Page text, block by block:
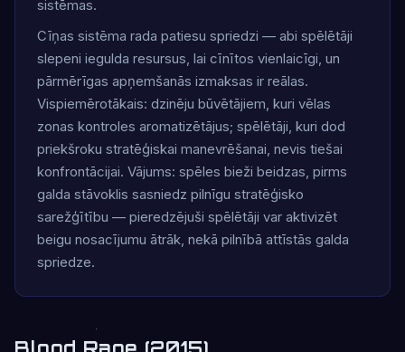
sistēmas.
Cīņas sistēma rada patiesu spriedzi — abi spēlētāji
slepeni iegulda resursus, lai cīnītos vienlaicīgi, un
pārmērīgas apņemšanās izmaksas ir reālas.
Vispiemērotākais: dzinēju būvētājiem, kuri vēlas
zonas kontroles aromatizētājus; spēlētāji, kuri dod
priekšroku stratēģiskai manevrēšanai, nevis tiešai
konfrontācijai. Vājums: spēles bieži beidzas, pirms
galda stāvoklis sasniedz pilnīgu stratēģisko
sarežģītību — pieredzējuši spēlētāji var aktivizēt
beigu nosacījumu ātrāk, nekā pilnībā attīstās galda
spriedze.